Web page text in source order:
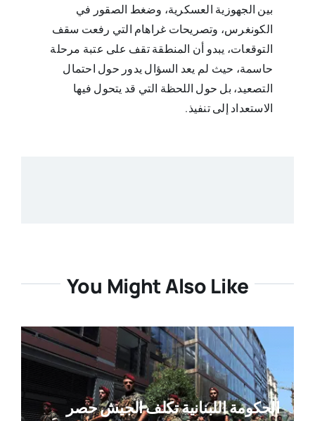
بين الجهوزية العسكرية، وضغط الصقور في
الكونغرس، وتصريحات غراهام التي رفعت سقف
التوقعات، يبدو أن المنطقة تقف على عتبة مرحلة
حاسمة، حيث لم يعد السؤال يدور حول احتمال
التصعيد، بل حول اللحظة التي قد يتحول فيها
الاستعداد إلى تنفيذ.
You Might Also Like
الحكومة اللبنانية تكلف الجيش حصر